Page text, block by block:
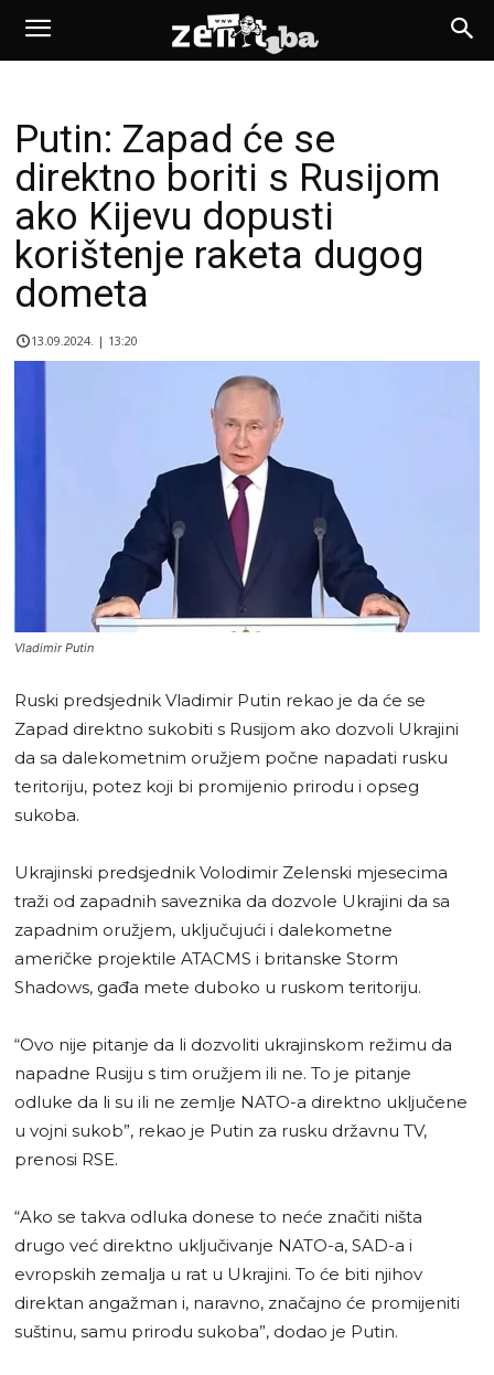
Putin: Zapad će se
direktno boriti s Rusijom
ako Kijevu dopusti
korištenje raketa dugog
dometa
13.09.2024. | 13:20
Vladimir Putin
Ruski predsjednik Vladimir Putin rekao je da će se
Zapad direktno sukobiti s Rusijom ako dozvoli Ukrajini
da sa dalekometnim oružjem počne napadati rusku
teritoriju, potez koji bi promijenio prirodu i opseg
sukoba.
Ukrajinski predsjednik Volodimir Zelenski mjesecima
traži od zapadnih saveznika da dozvole Ukrajini da sa
zapadnim oružjem, uključujući i dalekometne
američke projektile ATACMS i britanske Storm
Shadows, gađa mete duboko u ruskom teritoriju.
“Ovo nije pitanje da li dozvoliti ukrajinskom režimu da
napadne Rusiju s tim oružjem ili ne. To je pitanje
odluke da li su ili ne zemlje NATO-a direktno uključene
u vojni sukob”, rekao je Putin za rusku državnu TV,
prenosi RSE.
“Ako se takva odluka donese to neće značiti ništa
drugo već direktno uključivanje NATO-a, SAD-a i
evropskih zemalja u rat u Ukrajini. To će biti njihov
direktan angažman i, naravno, značajno će promijeniti
suštinu, samu prirodu sukoba”, dodao je Putin.